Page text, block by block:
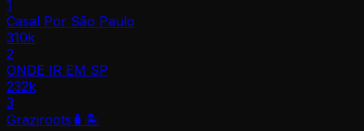
1
Casal Por São Paulo
310k
2
ONDE IR EM SP
232k
3
Graziroots🧳🏝️